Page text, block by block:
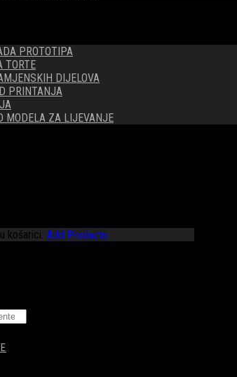
PROTOTIPA
TORTE
DIJELOVA
PRINTANJA
MODELA ZA LIJEVANJE
košarici. Add Products